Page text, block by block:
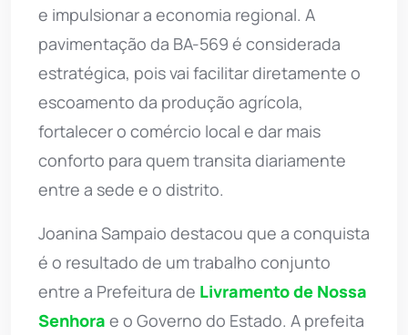
e impulsionar a economia regional. A
pavimentação da BA-569 é considerada
estratégica, pois vai facilitar diretamente o
escoamento da produção agrícola,
fortalecer o comércio local e dar mais
conforto para quem transita diariamente
entre a sede e o distrito.
Joanina Sampaio destacou que a conquista
é o resultado de um trabalho conjunto
entre a Prefeitura de Livramento de Nossa
Senhora e o Governo do Estado. A prefeita